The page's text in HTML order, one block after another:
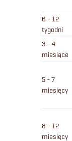
6 - 12
tygodni
3 - 4
miesiące
5 - 7
miesięcy
8 - 12
miesięcy